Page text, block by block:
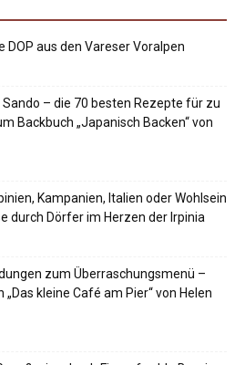
DOP aus den Vareser Voralpen
Sando – die 70 besten Rezepte für zu
Backbuch „Japanisch Backen“ von
Kampanien, Italien oder Wohlsein
durch Dörfer im Herzen der Irpinia
zum Überraschungsmenü –
kleine Café am Pier“ von Helen